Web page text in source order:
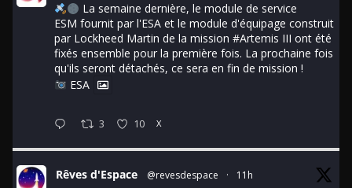
La semaine dernière, le module de service
ESM fournit par l'ESA et le module d'équipage construit
par Lockheed Martin de la mission #Artemis III ont été
fixés ensemble pour la première fois. La prochaine fois
qu'ils seront détachés, ce sera en fin de mission !
ESA
3 10 X
Rêves d'Espace @revesdespace · 11h